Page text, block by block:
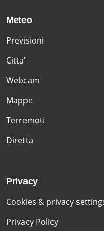
Meteo
Previsioni
Citta'
Webcam
Mappe
Terremoti
Diretta
Privacy
Cookies & privacy
Privacy Policy